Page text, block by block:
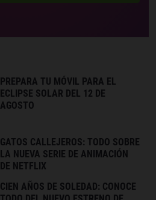
PREPARA TU MÓVIL PARA EL
ECLIPSE SOLAR DEL 12 DE
AGOSTO
GATOS CALLEJEROS: TODO SOBRE
LA NUEVA SERIE DE ANIMACIÓN
DE NETFLIX
CIEN AÑOS DE SOLEDAD: CONOCE